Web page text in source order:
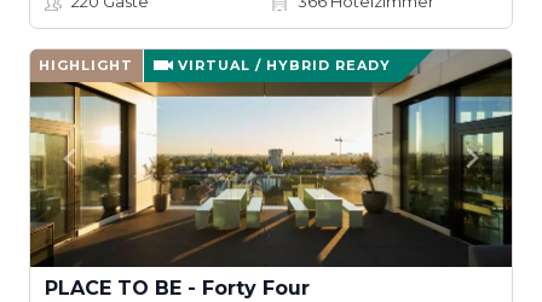
HIGHLIGHT VIRTUAL / HYBRID READY
PLACE TO BE - Forty Four